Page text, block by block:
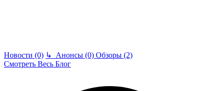
Новости (0) ↳ Анонсы (0) Обзоры (2)
Смотреть Весь Блог